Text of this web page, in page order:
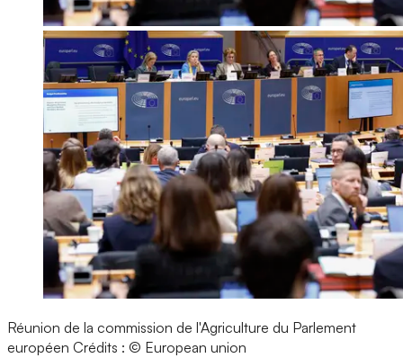
Réunion de la commission de l'Agriculture du Parlement
européen Crédits : © European union